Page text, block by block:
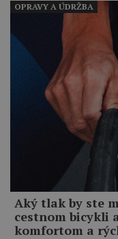
Aký tlak by ste
cestnom bicykli
komfortom a
OPRAVY A ÚDRŽBA